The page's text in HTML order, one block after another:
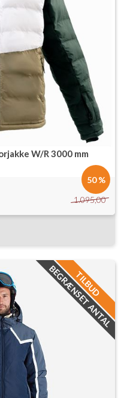
W/R 3000 mm
1.095,00
50 %
TILBUD
BEGRÆNSET ANTAL